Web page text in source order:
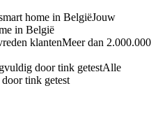
Jouw
in België
Meer dan 2.000.000
Alle
tink getest